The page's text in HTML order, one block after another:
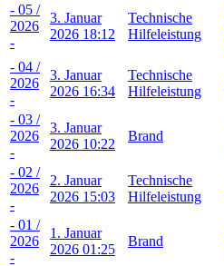
- 05 /
2026
-
3. Januar
2026 18:12
Technische
Hilfeleistung
- 04 /
2026
-
3. Januar
2026 16:34
Technische
Hilfeleistung
- 03 /
2026
-
3. Januar
2026 10:22
Brand
- 02 /
2026
-
2. Januar
2026 15:03
Technische
Hilfeleistung
- 01 /
2026
-
1. Januar
2026 01:25
Brand